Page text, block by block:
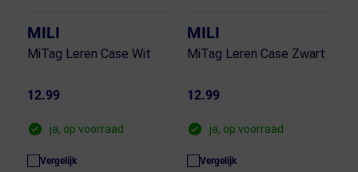
MILI
MiTag Leren Case Wit
12.99
ja, op voorraad
Vergelijk
MILI
MiTag Leren Case Zwart
12.99
ja, op voorraad
Vergelijk